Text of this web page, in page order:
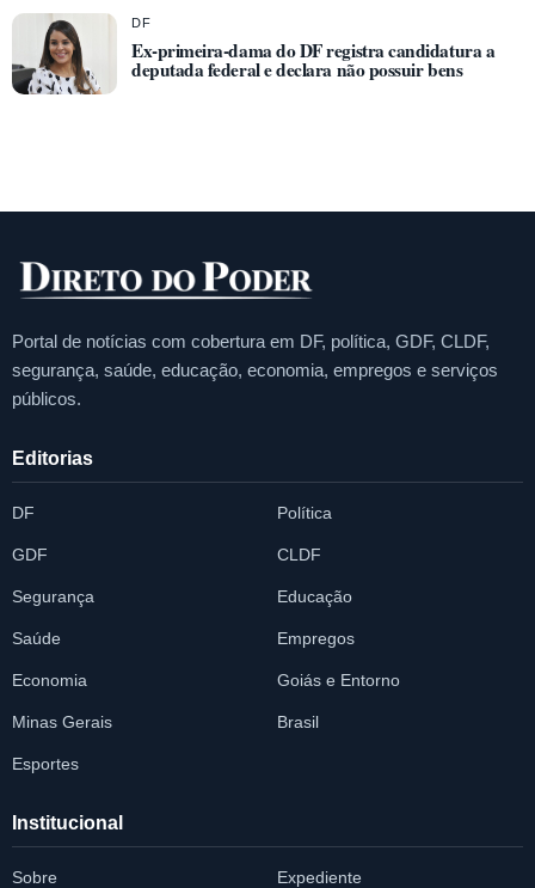
DF
Ex-primeira-dama do DF registra candidatura a
deputada federal e declara não possuir bens
Portal de notícias com cobertura em DF, política, GDF, CLDF,
segurança, saúde, educação, economia, empregos e serviços
públicos.
Editorias
DF Política
GDF CLDF
Segurança Educação
Saúde Empregos
Economia Goiás e Entorno
Minas Gerais Brasil
Esportes
Institucional
Sobre Expediente